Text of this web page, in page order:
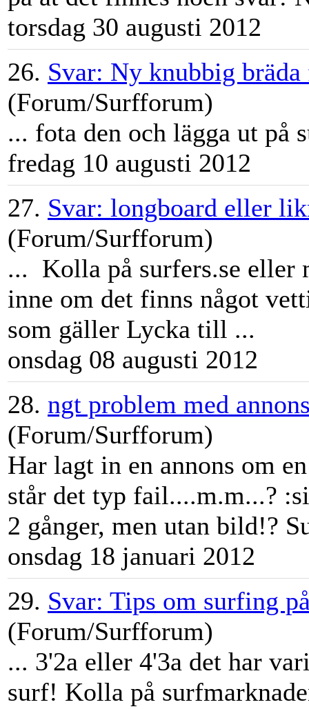
torsdag 30 augusti 2012
26. Svar: Ny knubbig
(Forum/Surfforum)
... fota den och lägga ut på
fredag 10 augusti 2012
27. Svar: longboard eller
(Forum/Surfforum)
... Kolla på surfers.se eller
inne om det finns något
som gäller Lycka till ...
onsdag 08 augusti 2012
28. ngt problem med
(Forum/Surfforum)
Har lagt in en annons om
står det typ fail....m.m...?
2 gånger, men utan bild!?
onsdag 18 januari 2012
29. Svar: Tips om surfing
(Forum/Surfforum)
... 3'2a eller 4'3a det har
surf! Kolla på surfmarknad